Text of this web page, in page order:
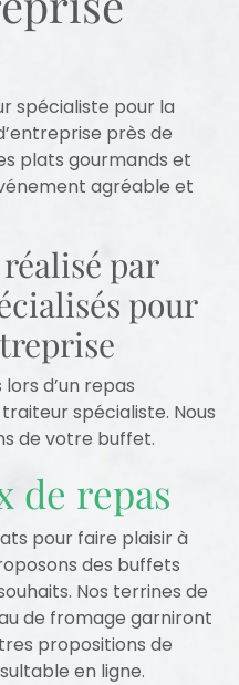
spécialiste pour la
près de
plats gourmands et
agréable et
par
pour
d’un repas
spécialiste. Nous
de votre buffet.
de repas
pour faire plaisir à
des buffets
Nos terrines de
de fromage garniront
propositions de
en ligne.